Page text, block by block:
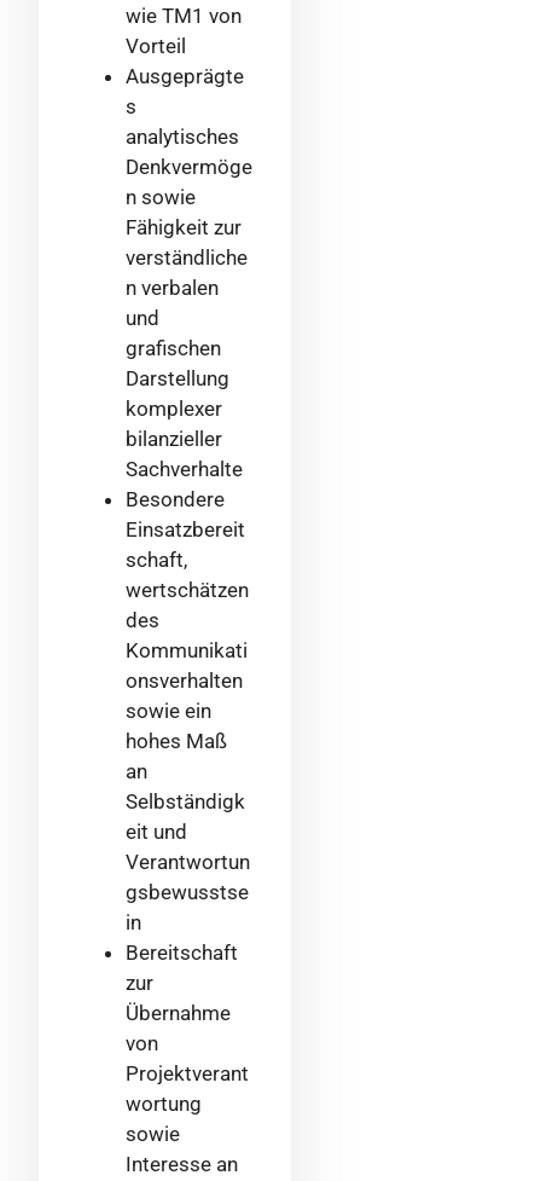
wie TM1 von
Vorteil
Ausgeprägte
s
analytisches
Denkvermöge
n sowie
Fähigkeit zur
verständliche
n verbalen
und
grafischen
Darstellung
komplexer
bilanzieller
Sachverhalte
Besondere
Einsatzbereit
schaft,
wertschätzen
des
Kommunikati
onsverhalten
sowie ein
hohes Maß
an
Selbständigk
eit und
Verantwortun
gsbewusstse
in
Bereitschaft
zur
Übernahme
von
Projektverant
wortung
sowie
Interesse an